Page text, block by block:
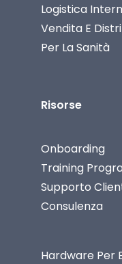
Logistica
Vendita E
Per La Sanità
Risorse
Onboarding
Training
Supporto
Consulenza
Hardware Per